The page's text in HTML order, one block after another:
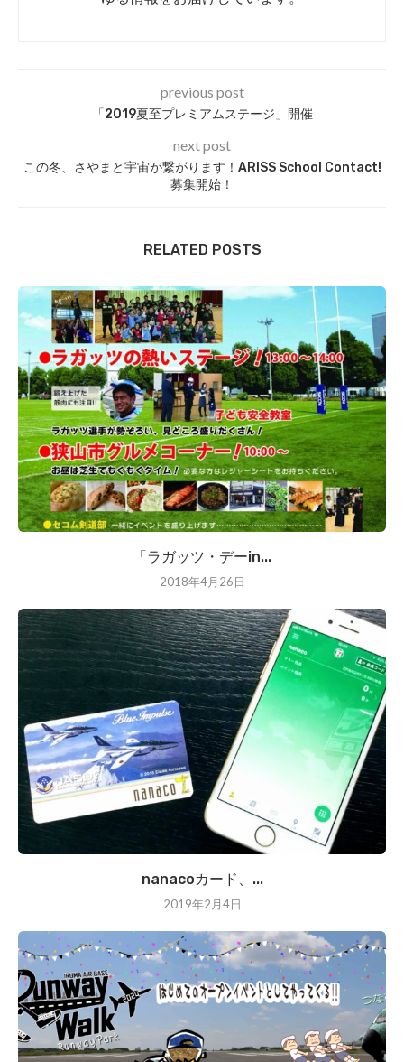
previous post
「2019夏至プレミアムステージ」開催
next post
この冬、さやまと宇宙が繋がります！ARISS School Contact!
募集開始！
RELATED POSTS
「ラガッツ・デーin...
2018年4月26日
nanacoカード、...
2019年2月4日